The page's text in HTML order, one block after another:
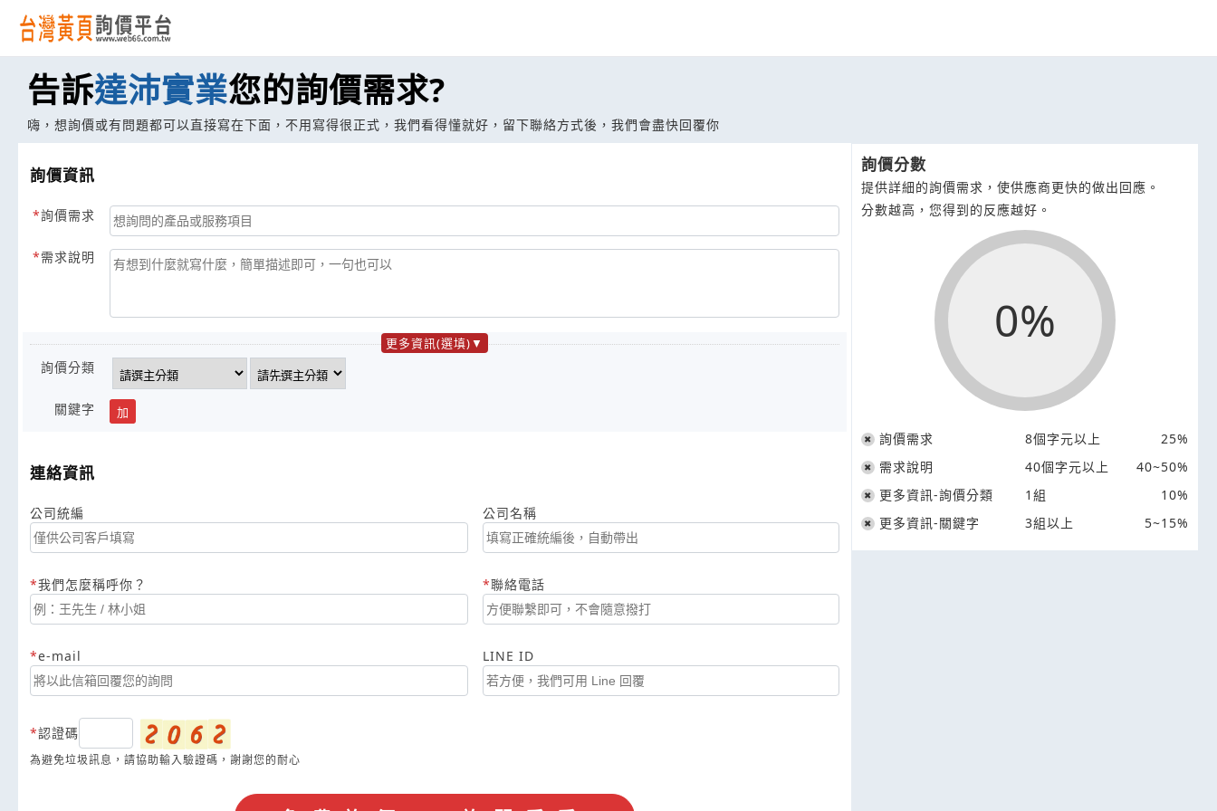
告訴達沛實業您的詢價需求?
嗨，想詢價或有問題都可以直接寫在下面，不用寫得很正式，我們看得懂就好，留下聯絡方式後，我們會盡快回覆你
詢價資訊
詢價需求
需求說明
更多資訊(選填)
詢價分類
關鍵字 加
連絡資訊
公司統編 公司名稱
我們怎麼稱呼你？ 聯絡電話
e-mail LINE ID
認證碼
為避免垃圾訊息，請協助輸入驗證碼，謝謝您的耐心
詢價分數
提供詳細的詢價需求，使供應商更快的做出回應。
分數越高，您得到的反應越好。
0%
詢價需求 8個字元以上
25%
需求說明
40個字元以上
40~50%
更多資訊-詢價分類
1組
10%
更多資訊-關鍵字
3組以上 5~15%